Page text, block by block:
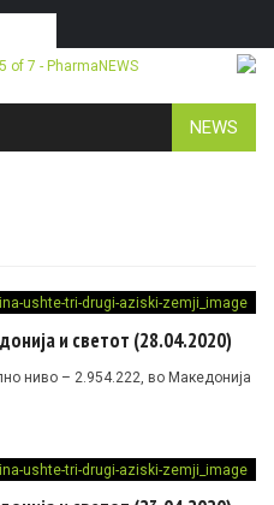
NEWS
и светот (28.04.2020)
ниво – 2.954.222, во Македонија